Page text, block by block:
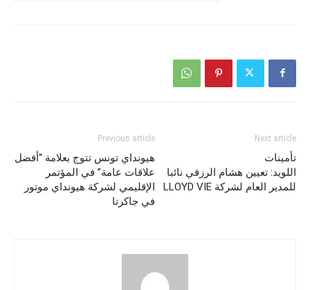
Previous article
هيونداي تونس تتوج بعلامة “أفضل
علاقات عامة” في المؤتمر
الإقليمي لشركة هيونداي موتور
في جاكرتا
Next article
تأمينات
اللويد: تعيين هشام الرزقي نائبا
للمدير العام لشركة LLOYD VIE